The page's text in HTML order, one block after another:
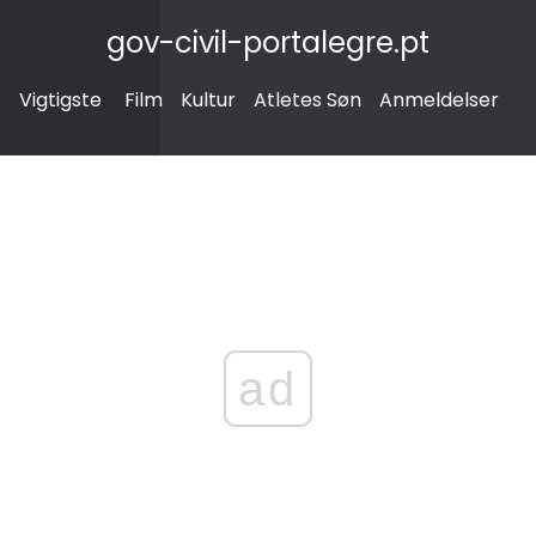
gov-civil-portalegre.pt
Vigtigste Film Kultur Atletes Søn Anmeldelser
ad